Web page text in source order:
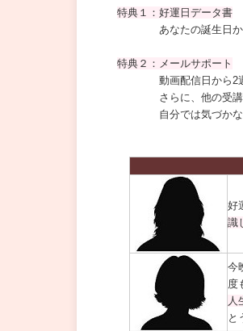
特典１：好運日データ書
あなたの誕生日から
特典２：メールサポート
動画配信日から2週間
さらに、他の受講者さ
自分では気づかなか
好
識
今
度
人
と